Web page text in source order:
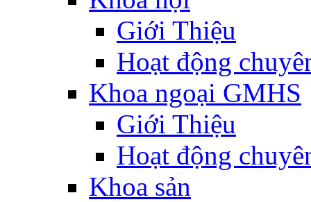
Giới Thiệu
Hoạt động
Khoa ngoại GMHS
Giới Thiệu
Hoạt động
Khoa sản